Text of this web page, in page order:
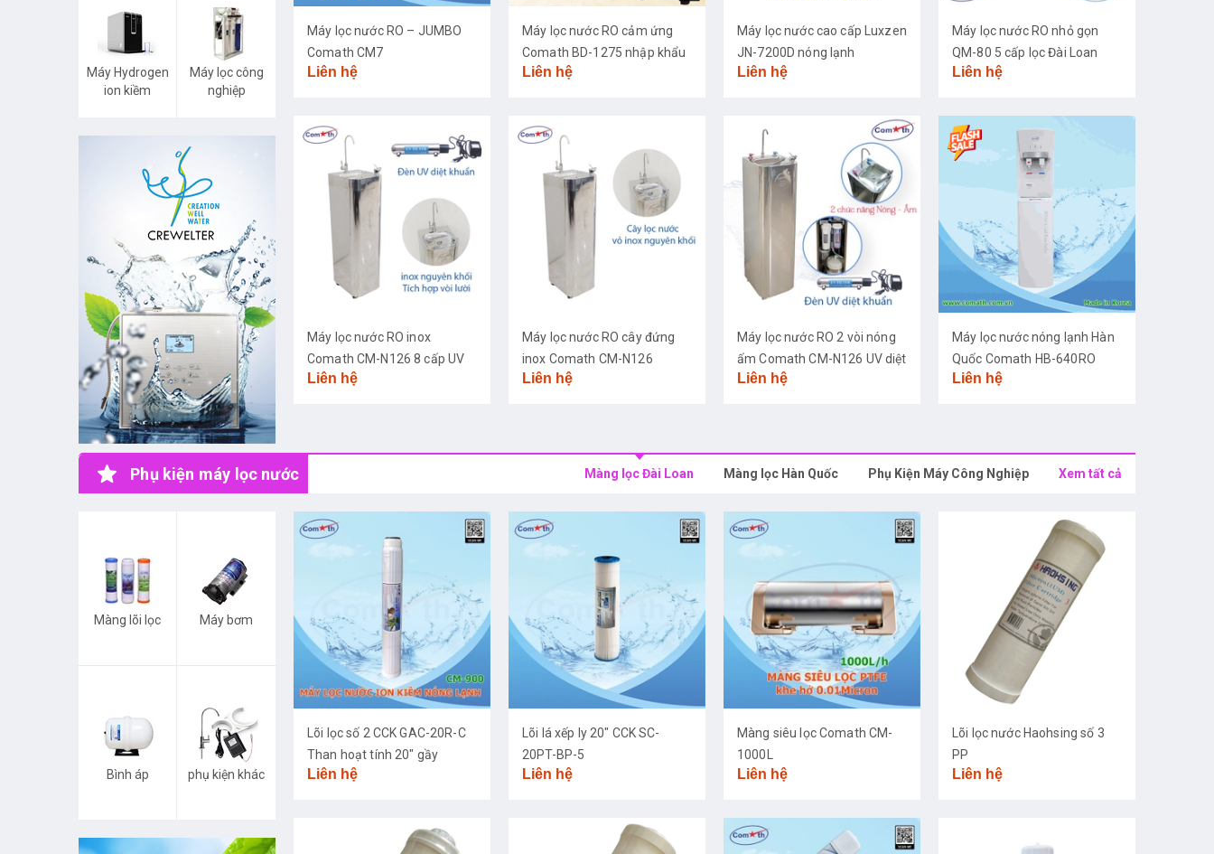
Máy Hydrogen
ion kiềm
Máy lọc công
nghiệp
Máy lọc nước RO – JUMBO
Comath CM7
Liên hệ
Máy lọc nước RO cảm ứng
Comath BD-1275 nhập khẩu
cao cấp
Liên hệ
Máy lọc nước cao cấp Luxzen
JN-7200D nóng lạnh
Liên hệ
Máy lọc nước RO nhỏ gọn
QM-80 5 cấp lọc Đài Loan
Liên hệ
Máy lọc nước RO inox
Comath CM-N126 8 cấp UV
diệt khuẩn
Liên hệ
Máy lọc nước RO cây đứng
inox Comath CM-N126
Liên hệ
Máy lọc nước RO 2 vòi nóng
ấm Comath CM-N126 UV diệt
khuẩn
Liên hệ
Máy lọc nước nóng lạnh Hàn
Quốc Comath HB-640RO
Liên hệ
Phụ kiện máy lọc nước Màng lọc Đài Loan Màng lọc Hàn Quốc Phụ Kiện Máy Công Nghiệp Xem tất cả
Màng lõi lọc Máy bơm
Bình áp phụ kiện khác
Lõi lọc số 2 CCK GAC-20R-C
Than hoạt tính 20" gầy
Liên hệ
Lõi lá xếp ly 20" CCK SC-
20PT-BP-5
Liên hệ
Màng siêu lọc Comath CM-
1000L
Liên hệ
Lõi lọc nước Haohsing số 3
PP
Liên hệ